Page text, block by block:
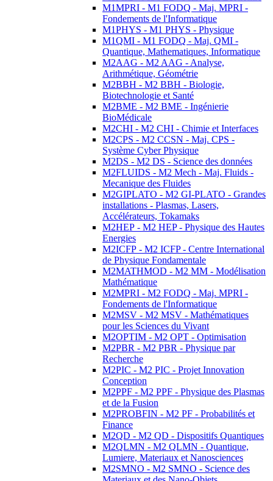
M1MPRI - M1 FODQ - Maj. MPRI -
Fondements de l'Informatique
M1PHYS - M1 PHYS - Physique
M1QMI - M1 FODQ - Maj. QMI -
Quantique, Mathematiques, Informatique
M2AAG - M2 AAG - Analyse,
Arithmétique, Géométrie
M2BBH - M2 BBH - Biologie,
Biotechnologie et Santé
M2BME - M2 BME - Ingénierie
BioMédicale
M2CHI - M2 CHI - Chimie et Interfaces
M2CPS - M2 CCSN - Maj. CPS -
Système Cyber Physique
M2DS - M2 DS - Science des données
M2FLUIDS - M2 Mech - Maj. Fluids -
Mecanique des Fluides
M2GIPLATO - M2 GI-PLATO - Grandes
installations - Plasmas, Lasers,
Accélérateurs, Tokamaks
M2HEP - M2 HEP - Physique des Hautes
Energies
M2ICFP - M2 ICFP - Centre International
de Physique Fondamentale
M2MATHMOD - M2 MM - Modélisation
Mathématique
M2MPRI - M2 FODQ - Maj. MPRI -
Fondements de l'Informatique
M2MSV - M2 MSV - Mathématiques
pour les Sciences du Vivant
M2OPTIM - M2 OPT - Optimisation
M2PBR - M2 PBR - Physique par
Recherche
M2PIC - M2 PIC - Projet Innovation
Conception
M2PPF - M2 PPF - Physique des Plasmas
et de la Fusion
M2PROBFIN - M2 PF - Probabilités et
Finance
M2QD - M2 QD - Dispositifs Quantiques
M2QLMN - M2 QLMN - Quantique,
Lumiere, Materiaux et Nanosciences
M2SMNO - M2 SMNO - Science des